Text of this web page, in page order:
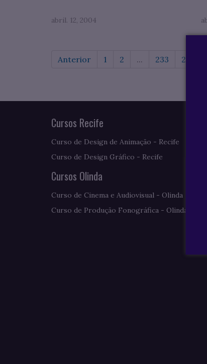
abril. 12, 2004
Anterior 1 2 ... 233 234
Cursos Recife
Curso de Design de Animação - Recife
Curso de Design Gráfico - Recife
Cursos Olinda
Curso de Cinema e Audiovisual - Olinda
Curso de Produção Fonográfica - Olinda